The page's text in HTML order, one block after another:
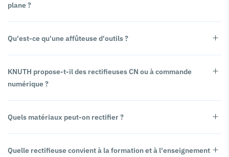
plane ?
Qu'est-ce qu'une affûteuse d'outils ?
KNUTH propose-t-il des rectifieuses CN ou à commande
numérique ?
Quels matériaux peut-on rectifier ?
Quelle rectifieuse convient à la formation et à l'enseignement